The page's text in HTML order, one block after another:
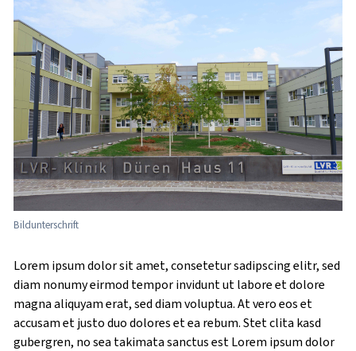
Bildunterschrift
Lorem ipsum dolor sit amet, consetetur sadipscing elitr, sed
diam nonumy eirmod tempor invidunt ut labore et dolore
magna aliquyam erat, sed diam voluptua. At vero eos et
accusam et justo duo dolores et ea rebum. Stet clita kasd
gubergren, no sea takimata sanctus est Lorem ipsum dolor